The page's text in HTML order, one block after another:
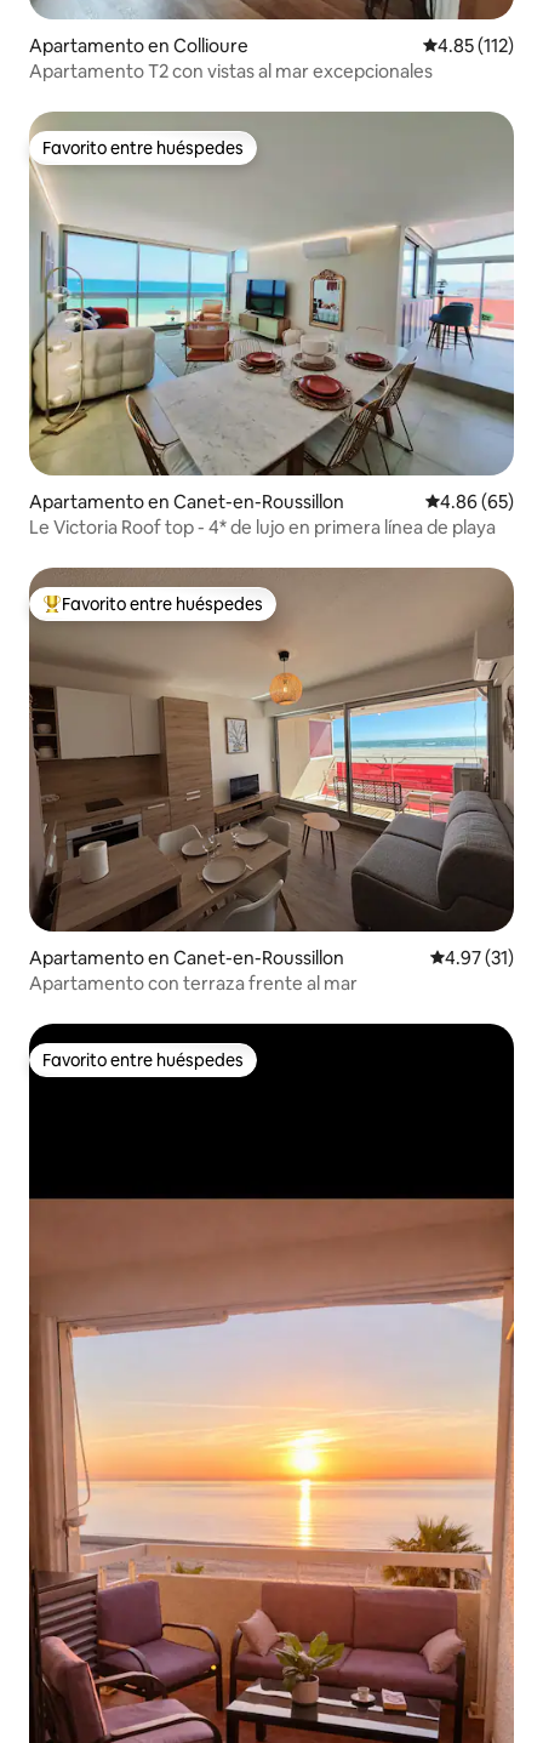
Apartamento en Collioure Calificación
4.85 (112)
Apartamento T2 con vistas al mar excepcionales
Favorito entre huéspedes
Favorito entre huéspedes
Apartamento en Canet-en-Roussillon Calificación
4.86 (65)
Le Victoria Roof top - 4* de lujo en primera línea de playa
Favorito entre huéspedes preferido
Favorito entre huéspedes
Apartamento en Canet-en-Roussillon Calificación
4.97 (31)
Apartamento con terraza frente al mar
Favorito entre huéspedes
Favorito entre huéspedes